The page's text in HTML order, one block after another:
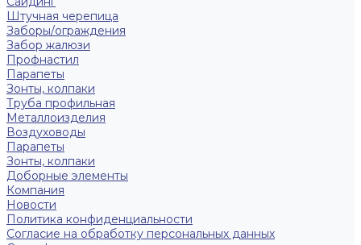
Штучная черепица
Заборы/ограждения
Забор жалюзи
Профнастил
Парапеты
Зонты, колпаки
Труба профильная
Металлоизделия
Воздуховоды
Парапеты
Зонты, колпаки
Доборные элементы
Компания
Новости
Политика конфиденциальности
Согласие на обработку персональных данных